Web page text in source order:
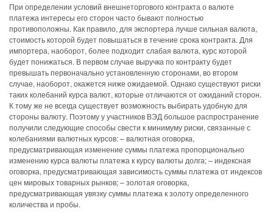
При определении условий внешнеторгового контракта о валюте
платежа интересы его сторон часто бывают полностью
противоположны. Как правило, для экспортера лучше сильная валюта,
стоимость которой будет повышаться в течение срока контракта. Для
импортера, наоборот, более подходит слабая валюта, курс которой
будет понижаться. В первом случае выручка по контракту будет
превышать первоначально установленную сторонами, во втором
случае, наоборот, окажется ниже ожидаемой. Однако существуют риски
таких колебаний курса валют, которые отличаются от ожиданий сторон.
К тому же не всегда существует возможность выбирать удобную для
стороны валюту. Поэтому у участников ВЭД большое распространение
получили следующие способы свести к минимуму риски, связанные с
колебаниями валютных курсов: – валютная оговорка,
предусматривающая изменение суммы платежа пропорционально
изменению курса валюты платежа к курсу валюты долга; – индексная
оговорка, предусматривающая зависимость суммы платежа от индексов
цен мировых товарных рынков; – золотая оговорка,
предусматривающая увязку суммы платежа к золоту определенного
количества и пробы.